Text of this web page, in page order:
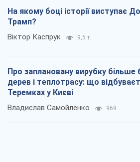
На якому боці історії виступає
Трамп?
Віктор Каспрук 9,5 т.
Про заплановану вирубку більше
дерев і теплотрасу: що
Теремках у Києві
Владислав Самойленко 969